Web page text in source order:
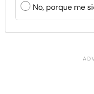
No, porque me